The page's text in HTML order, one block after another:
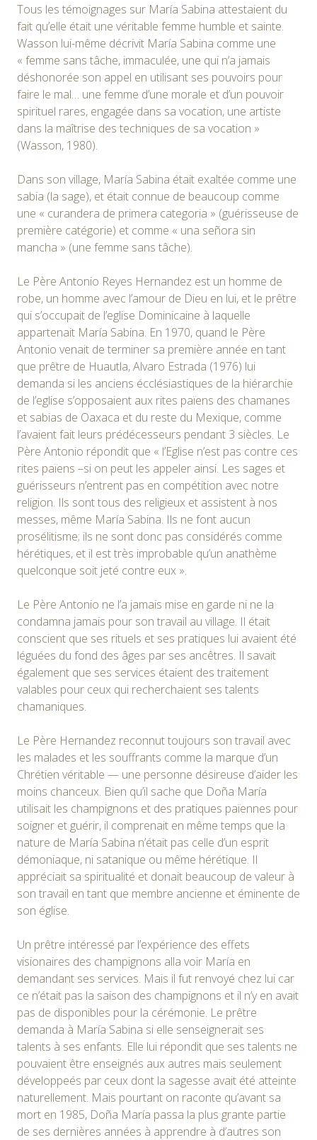
Tous les témoignages sur María Sabina attestaient du
fait qu’elle était une véritable femme humble et sainte.
Wasson lui-même décrivit María Sabina comme une
« femme sans tâche, immaculée, une qui n’a jamais
déshonorée son appel en utilisant ses pouvoirs pour
faire le mal… une femme d’une morale et d’un pouvoir
spirituel rares, engagée dans sa vocation, une artiste
dans la maîtrise des techniques de sa vocation »
(Wasson, 1980).
Dans son village, María Sabina était exaltée comme une
sabia (la sage), et était connue de beaucoup comme
une « curandera de primera categoria » (guérisseuse de
première catégorie) et comme « una señora sin
mancha » (une femme sans tâche).
Le Père Antonio Reyes Hernandez est un homme de
robe, un homme avec l’amour de Dieu en lui, et le prêtre
qui s’occupait de l’eglise Dominicaine à laquelle
appartenait María Sabina. En 1970, quand le Père
Antonio venait de terminer sa première année en tant
que prêtre de Huautla, Alvaro Estrada (1976) lui
demanda si les anciens écclésiastiques de la hiérarchie
de l’eglise s’opposaient aux rites païens des chamanes
et sabias de Oaxaca et du reste du Mexique, comme
l’avaient fait leurs prédécesseurs pendant 3 siècles. Le
Père Antonio répondit que « l’Eglise n’est pas contre ces
rites païens –si on peut les appeler ainsi. Les sages et
guérisseurs n’entrent pas en compétition avec notre
religion. Ils sont tous des religieux et assistent à nos
messes, même María Sabina. Ils ne font aucun
prosélitisme; ils ne sont donc pas considérés comme
hérétiques, et il est très improbable qu’un anathème
quelconque soit jeté contre eux ».
Le Père Antonio ne l’a jamais mise en garde ni ne la
condamna jamais pour son travail au village. Il était
conscient que ses rituels et ses pratiques lui avaient été
léguées du fond des âges par ses ancêtres. Il savait
également que ses services étaient des traitement
valables pour ceux qui recherchaient ses talents
chamaniques.
Le Père Hernandez reconnut toujours son travail avec
les malades et les souffrants comme la marque d’un
Chrétien véritable — une personne désireuse d’aider les
moins chanceux. Bien qu’il sache que Doña María
utilisait les champignons et des pratiques païennes pour
soigner et guérir, il comprenait en même temps que la
nature de María Sabina n’était pas celle d’un esprit
démoniaque, ni satanique ou même hérétique. Il
appréciait sa spiritualité et donait beaucoup de valeur à
son travail en tant que membre ancienne et éminente de
son église.
Un prêtre intéressé par l’expérience des effets
visionaires des champignons alla voir María en
demandant ses services. Mais il fut renvoyé chez lui car
ce n’était pas la saison des champignons et il n’y en avait
pas de disponibles pour la cérémonie. Le prêtre
demanda à María Sabina si elle senseignerait ses
talents à ses enfants. Elle lui répondit que ses talents ne
pouvaient être enseignés aux autres mais seulement
développeés par ceux dont la sagesse avait été atteinte
naturellement. Mais pourtant on raconte qu’avant sa
mort en 1985, Doña María passa la plus grante partie
de ses dernières années à apprendre à d’autres son